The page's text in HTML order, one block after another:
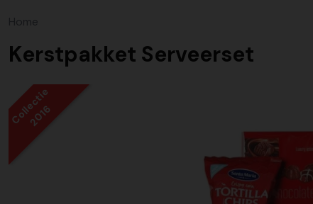
Kerstpakket Serveerset
Collectie
2016